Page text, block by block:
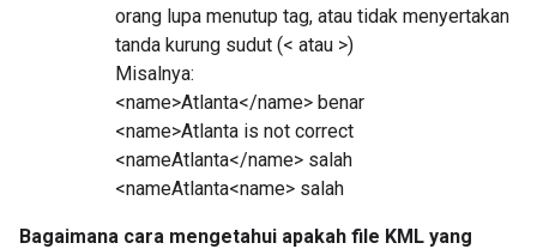
orang lupa menutup tag, atau tidak menyertakan
tanda kurung sudut (< atau >)
Misalnya:
<name>Atlanta</name> benar
<name>Atlanta is not correct
<nameAtlanta</name> salah
<nameAtlanta<name> salah
Bagaimana cara mengetahui apakah file KML yang